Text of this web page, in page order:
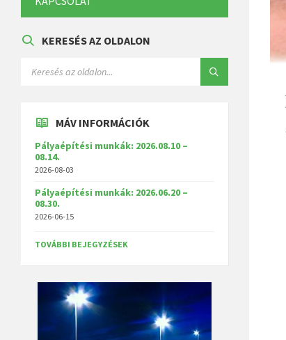
KERESÉS AZ OLDALON
MÁV INFORMÁCIÓK
Pályaépítési munkák: 2026.08.10 –
08.14.
2026-08-03
Pályaépítési munkák: 2026.06.20 –
08.30.
2026-06-15
TOVÁBBI BEJEGYZÉSEK